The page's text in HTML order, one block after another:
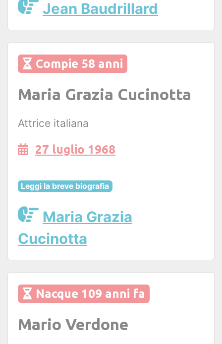
Jean Baudrillard
Compie 58 anni
Maria Grazia Cucinotta
Attrice italiana
27 luglio 1968
Leggi la breve biografia
Maria Grazia
Cucinotta
Nacque 109 anni fa
Mario Verdone